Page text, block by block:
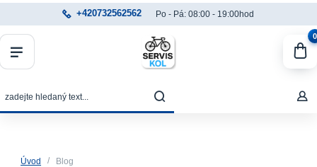
+420732562562 Po - Pá: 08:00 - 19:00hod
0
Úvod Blog